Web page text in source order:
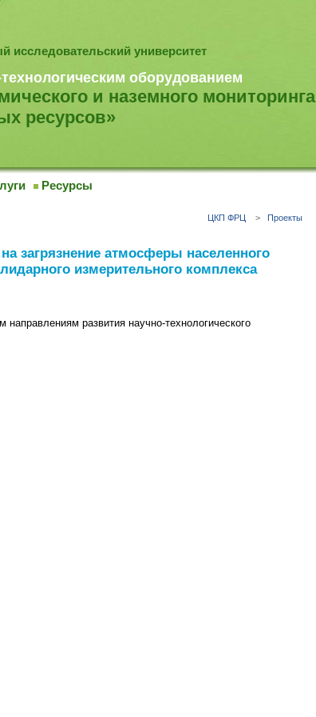
исследовательский университет
оборудованием
и наземного мониторинга
ресурсов»
Ресурсы
ЦКП ФРЦ > Проекты
загрязнение атмосферы населенного
измерительного комплекса
развития научно-технологического